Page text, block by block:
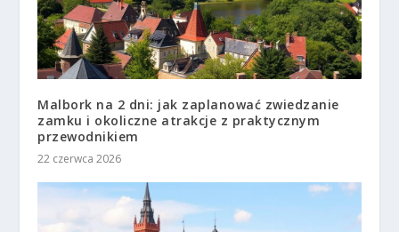
Malbork na 2 dni: jak zaplanować zwiedzanie
zamku i okoliczne atrakcje z praktycznym
przewodnikiem
22 czerwca 2026